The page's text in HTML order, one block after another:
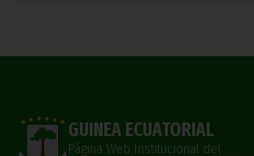
GUINEA ECUATORIAL
Página Web Institucional del